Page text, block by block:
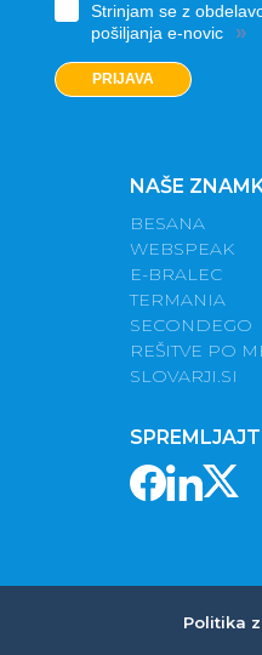
Strinjam se z
pošiljanja e-novic
»
PRIJAVA
NAŠE
BESANA
WEBSPEAK
E-BRALEC
TERMANIA
SECONDEGO
REŠITVE PO
SLOVARJI.SI
Politika